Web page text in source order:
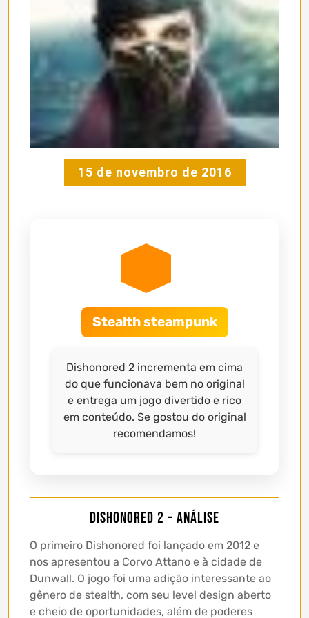
15 de novembro de 2016
Stealth steampunk
Dishonored 2 incrementa em cima
do que funcionava bem no original
e entrega um jogo divertido e rico
em conteúdo. Se gostou do original
recomendamos!
Dishonored 2 – Análise
O primeiro Dishonored foi lançado em 2012 e
nos apresentou a Corvo Attano e à cidade de
Dunwall. O jogo foi uma adição interessante ao
gênero de stealth, com seu level design aberto
e cheio de oportunidades, além de poderes